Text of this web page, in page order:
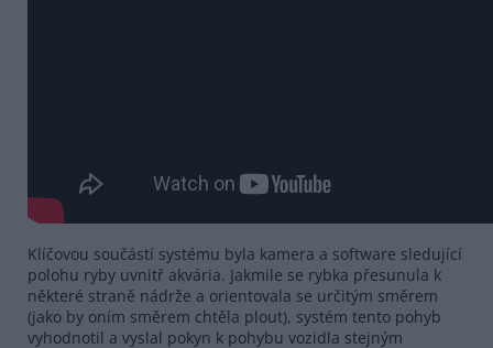
Klíčovou součástí systému byla kamera a software sledující
polohu ryby uvnitř akvária. Jakmile se rybka přesunula k
některé straně nádrže a orientovala se určitým směrem
(jako by oním směrem chtěla plout), systém tento pohyb
vyhodnotil a vyslal pokyn k pohybu vozidla stejným